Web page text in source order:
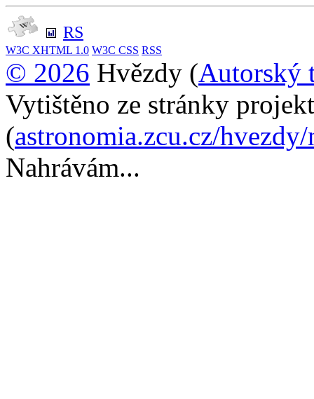
RS
W3C XHTML 1.0 W3C CSS RSS
© 2026 Hvězdy (Autorský
Vytištěno ze stránky
(astronomia.zcu.cz/
Nahrávám...